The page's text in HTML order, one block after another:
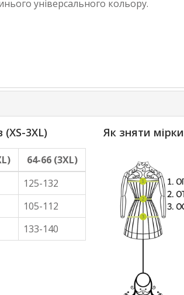
універсального кольору.
3XL)
64-66 (3XL)
125-132
105-112
133-140
Як зняти мірки